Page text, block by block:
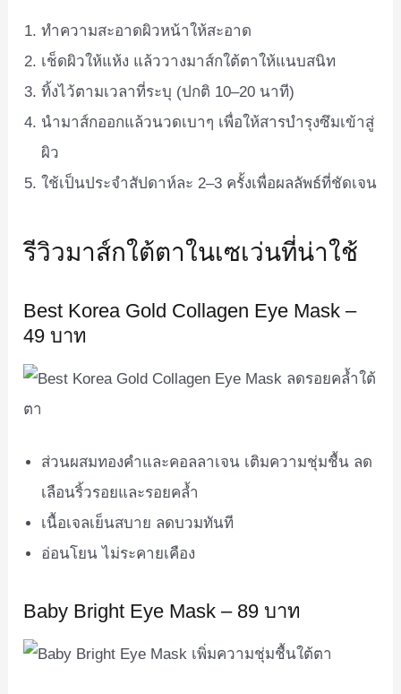
ทำความสะอาดผิวหน้าให้สะอาด
เช็ดผิวให้แห้ง แล้ววางมาส์กใต้ตาให้แนบสนิท
ทิ้งไว้ตามเวลาที่ระบุ (ปกติ 10–20 นาที)
นำมาส์กออกแล้วนวดเบาๆ เพื่อให้สารบำรุงซึมเข้าสู่
ผิว
ใช้เป็นประจำสัปดาห์ละ 2–3 ครั้งเพื่อผลลัพธ์ที่ชัดเจน
รีวิวมาส์กใต้ตาในเซเว่นที่น่าใช้
Best Korea Gold Collagen Eye Mask –
49 บาท
ส่วนผสมทองคำและคอลลาเจน เติมความชุ่มชื้น ลด
เลือนริ้วรอยและรอยคล้ำ
เนื้อเจลเย็นสบาย ลดบวมทันที
อ่อนโยน ไม่ระคายเคือง
Baby Bright Eye Mask – 89 บาท